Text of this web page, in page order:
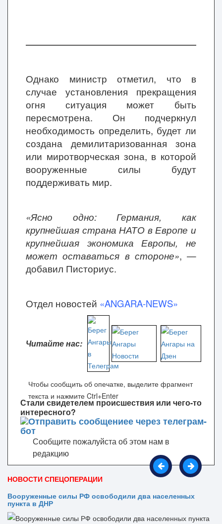
Однако министр отметил, что в
случае установления прекращения
огня ситуация может быть
пересмотрена. Он подчеркнул
необходимость определить, будет ли
создана демилитаризованная зона
или миротворческая зона, в которой
вооруженные силы будут
поддерживать мир.
«Ясно одно: Германия, как
крупнейшая страна НАТО в Европе и
крупнейшая экономика Европы, не
может оставаться в стороне», —
добавил Писториус.
Отдел новостей «ANGARA-NEWS»
Читайте нас:
Стали свидетелем происшествия или чего-то
интересного?
Сообщите пожалуйста об этом нам в
редакцию
Чтобы сообщить об опечатке, выделите фрагмент
текста и нажмите Ctrl+Enter
НОВОСТИ СПЕЦОПЕРАЦИИ
Вооруженные силы РФ освободили два населенных
пункта в ДНР